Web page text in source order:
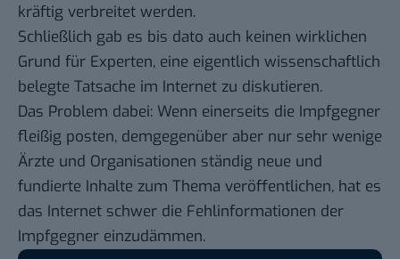
kräftig verbreitet werden.
Schließlich gab es bis dato auch keinen wirklichen
Grund für Experten, eine eigentlich wissenschaftlich
belegte Tatsache im Internet zu diskutieren.
Das Problem dabei: Wenn einerseits die Impfgegner
fleißig posten, demgegenüber aber nur sehr wenige
Ärzte und Organisationen ständig neue und
fundierte Inhalte zum Thema veröffentlichen, hat es
das Internet schwer die Fehlinformationen der
Impfgegner einzudämmen.